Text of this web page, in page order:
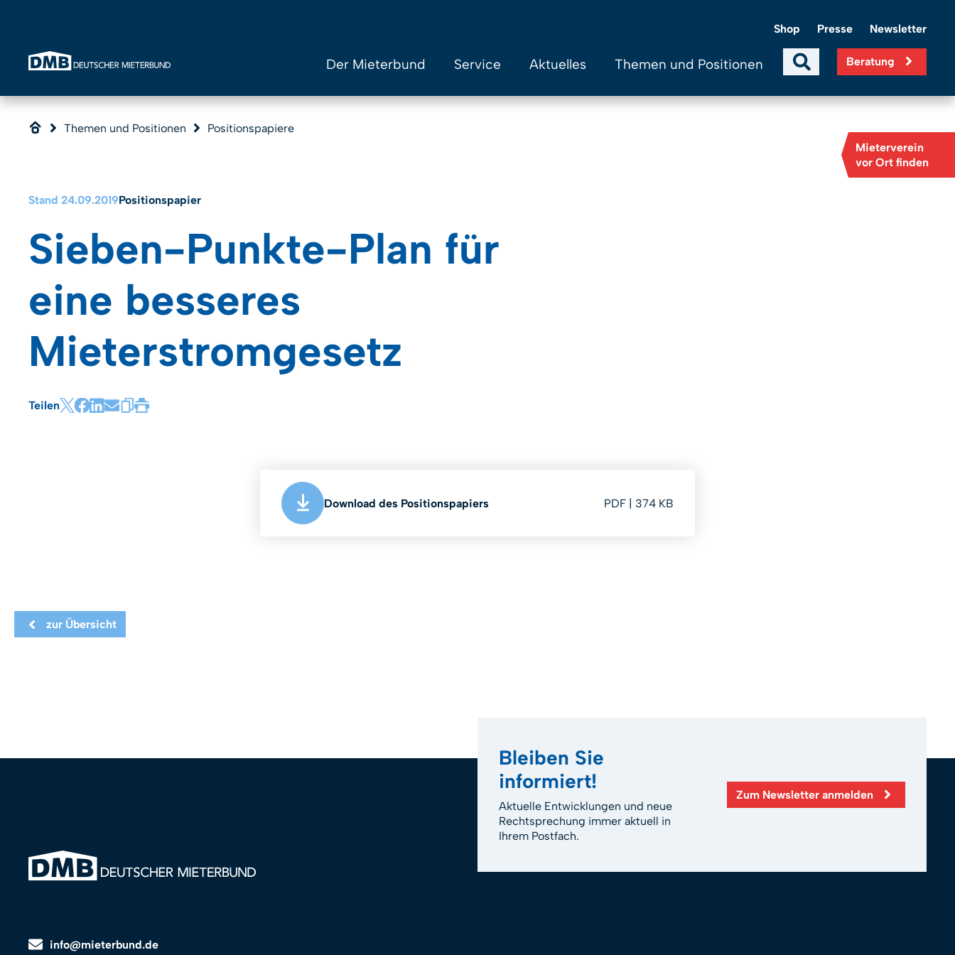
Beratung
Der Mieterbund Service Aktuelles Themen und Positionen
Shop Presse Newsletter
Mieterverein
vor Ort finden
Themen und Positionen Positionspapiere
Stand 24.09.2019Positionspapier
Sieben-Punkte-Plan für
eine besseres
Mieterstromgesetz
Teilen
Download des Positionspapiers PDF | 374 KB
zur Übersicht
Bleiben Sie
informiert!
Aktuelle Entwicklungen und neue
Rechtsprechung immer aktuell in
Ihrem Postfach.
Zum Newsletter anmelden
info@mieterbund.de